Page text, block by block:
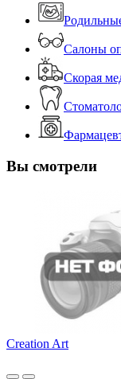
Салоны
Скорая
Вы смотрели
Creation Art